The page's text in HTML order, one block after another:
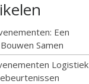
Een
Samen
Logistiek